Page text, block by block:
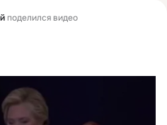
поделился видео